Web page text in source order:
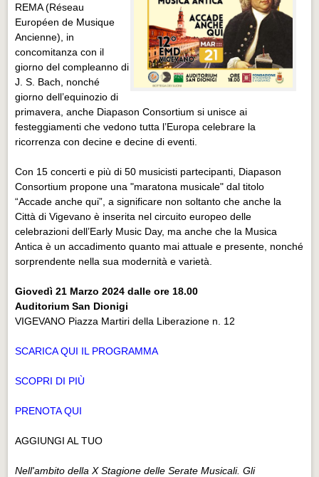
REMA (Réseau
Européen de Musique
Ancienne), in
concomitanza con il
giorno del compleanno di
J. S. Bach, nonché
giorno dell’equinozio di
primavera, anche Diapason Consortium si unisce ai
festeggiamenti che vedono tutta l’Europa celebrare la
ricorrenza con decine e decine di eventi.
Con 15 concerti e più di 50 musicisti partecipanti, Diapason
Consortium propone una "maratona musicale" dal titolo
“Accade anche qui”, a significare non soltanto che anche la
Città di Vigevano è inserita nel circuito europeo delle
celebrazioni dell’Early Music Day, ma anche che la Musica
Antica è un accadimento quanto mai attuale e presente, nonché
sorprendente nella sua modernità e varietà.
Giovedì 21 Marzo 2024 dalle ore 18.00
Auditorium San Dionigi
VIGEVANO Piazza Martiri della Liberazione n. 12
SCARICA QUI IL PROGRAMMA
SCOPRI DI PIÙ
PRENOTA QUI
AGGIUNGI AL TUO
Nell'ambito della X Stagione delle Serate Musicali.Gli